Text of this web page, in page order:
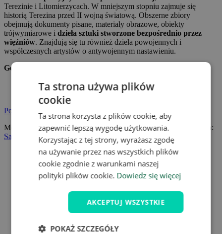
Terezinie i Litomierzycach. W mniejszym stopniu zajmuje się
historią Terezina przed II wojną światową. Obszerne zbiory
obejmują dokumenty pisane, materiały obrazowe, obiekty
trójwymiarowe i dzieła sztuki stworzone bezpośrednio przez
więźniów. Znajdują się tu również dzieła powojennych i
współczesnych artystów o antywojennym nastawieniu.
Godziny otwarcia:
1.11. - 31.03. codziennie od 8:00 do 16:30.
1.04. - 31.10. codziennie od 8:00 do 18:00
Pokaż mapę
Możesz znaleźć tę wskazówkę dotyczącą podróży w lokalizacjach:
Saksonia
Ta strona używa plików
cookie
Ta strona korzysta z plików cookie, aby
zapewnić lepszą wygodę użytkowania.
Korzystając z tej strony, wyrażasz zgodę
na używanie przez nas wszystkich plików
cookie zgodnie z warunkami naszej
polityki plików cookie. Dowiedz się więcej
AKCEPTUJ WSZYSTKIE
POKAŻ SZCZEGÓŁY